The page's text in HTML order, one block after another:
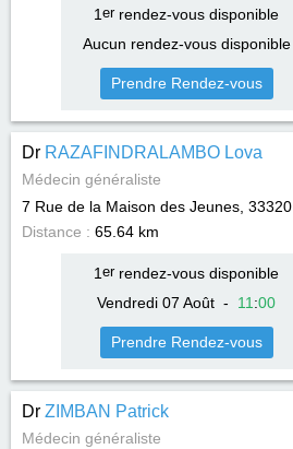
1 errendez-vous disponible
Aucun rendez-vous disponible
Prendre Rendez-vous
Dr RAZAFINDRALAMBO Lova
Médecin généraliste
7 Rue de la Maison des Jeunes, 33320
Distance : 65.64 km
1 errendez-vous disponible
Vendredi 07 Août - 11 :00
Prendre Rendez-vous
Dr ZIMBAN Patrick
Médecin généraliste